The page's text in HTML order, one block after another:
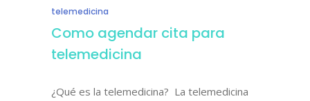
telemedicina
Como agendar cita para
telemedicina
¿Qué es la telemedicina? La telemedicina